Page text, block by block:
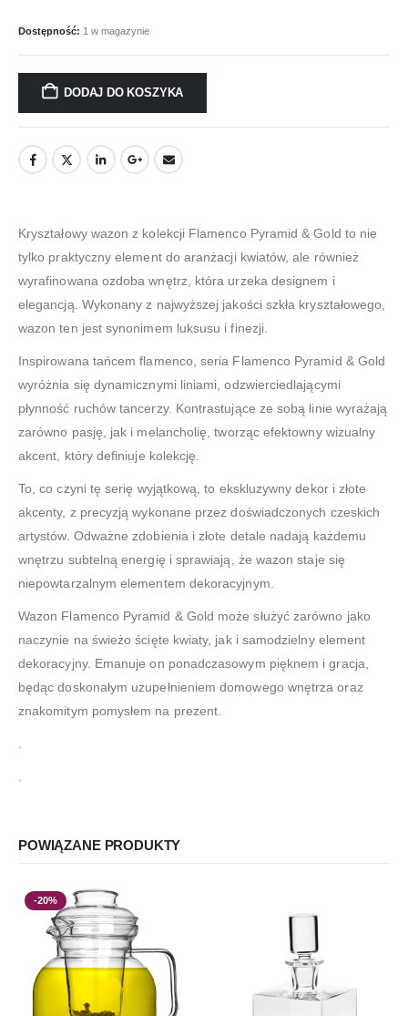
Dostępność: 1 w magazynie
DODAJ DO KOSZYKA
Kryształowy wazon z kolekcji Flamenco Pyramid & Gold to nie
tylko praktyczny element do aranżacji kwiatów, ale również
wyrafinowana ozdoba wnętrz, która urzeka designem i
elegancją. Wykonany z najwyższej jakości szkła kryształowego,
wazon ten jest synonimem luksusu i finezji.
Inspirowana tańcem flamenco, seria Flamenco Pyramid & Gold
wyróżnia się dynamicznymi liniami, odzwierciedlającymi
płynność ruchów tancerzy. Kontrastujące ze sobą linie wyrażają
zarówno pasję, jak i melancholię, tworząc efektowny wizualny
akcent, który definiuje kolekcję.
To, co czyni tę serię wyjątkową, to ekskluzywny dekor i złote
akcenty, z precyzją wykonane przez doświadczonych czeskich
artystów. Odważne zdobienia i złote detale nadają każdemu
wnętrzu subtelną energię i sprawiają, że wazon staje się
niepowtarzalnym elementem dekoracyjnym.
Wazon Flamenco Pyramid & Gold może służyć zarówno jako
naczynie na świeżo ścięte kwiaty, jak i samodzielny element
dekoracyjny. Emanuje on ponadczasowym pięknem i gracja,
będąc doskonałym uzupełnieniem domowego wnętrza oraz
znakomitym pomysłem na prezent.
POWIĄZANE PRODUKTY
-20%